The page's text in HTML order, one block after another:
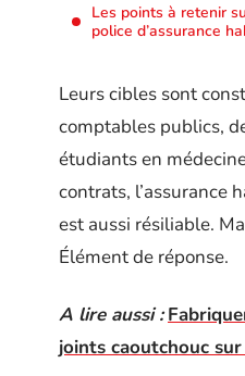
Les points à retenir
police d’assurance
Leurs cibles sont
comptables publics,
étudiants en
contrats, l’assurance
est aussi résiliable.
Élément de réponse.
A lire aussi :
joints caoutchouc